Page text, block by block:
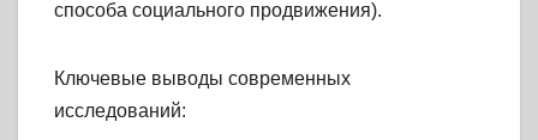
способа социального продвижения).
Ключевые выводы современных
исследований: